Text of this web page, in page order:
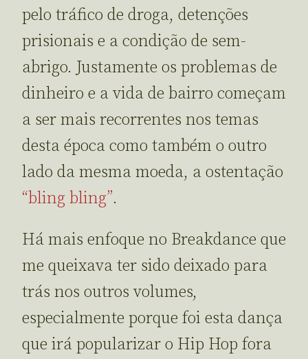
pelo tráfico de droga, detenções
prisionais e a condição de sem-
abrigo. Justamente os problemas de
dinheiro e a vida de bairro começam
a ser mais recorrentes nos temas
desta época como também o outro
lado da mesma moeda, a ostentação
“bling bling”.
Há mais enfoque no Breakdance que
me queixava ter sido deixado para
trás nos outros volumes,
especialmente porque foi esta dança
que irá popularizar o Hip Hop fora